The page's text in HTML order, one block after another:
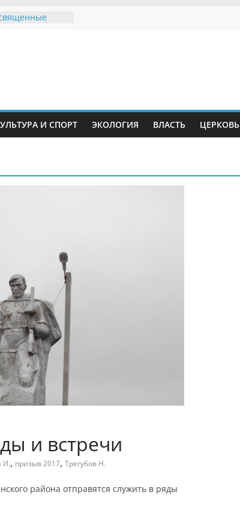
Интернет
в
крапчатые
И СПОРТ ЭКОЛОГИЯ ВЛАСТЬ ЦЕРКОВЬ
и встречи
И., призыв 2017, Трегубов Н.
района отправятся служить в ряды